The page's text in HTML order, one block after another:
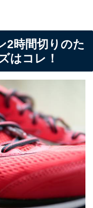
2時間切りのた
はコレ！